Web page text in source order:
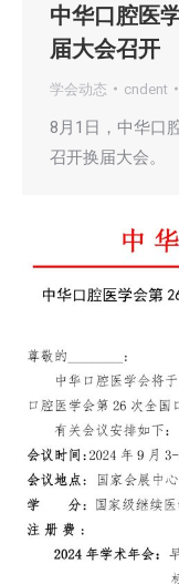
中华口腔医
届大会召开
学会动态 cndent
8月1日，中华口
召开换届大会。